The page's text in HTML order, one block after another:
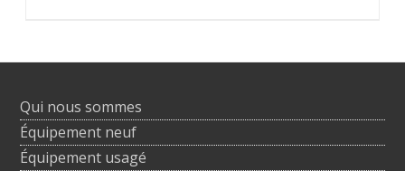
Qui nous sommes
Équipement neuf
Équipement usagé